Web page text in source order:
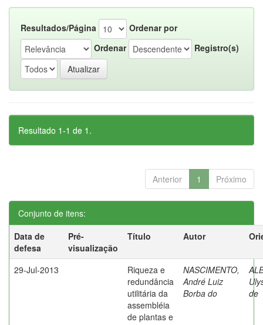
Resultados/Página
Ordenar por
Ordenar
Registro(s)
Resultado 1-1 de 1.
Anterior 1 Próximo
Conjunto de itens:
Data de
defesa
Pré-
visualização
Título Autor
29-Jul-2013
Riqueza e
redundância
utilitária da
assembléia
de plantas e
NASCIMENTO,
André Luiz
Borba do
de